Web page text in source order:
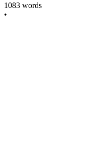
1083 words
•